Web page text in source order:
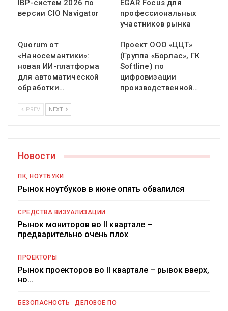
IBP-систем 2026 по
версии CIO Navigator
EGAR Focus для
профессиональных
участников рынка
Quorum от
«Наносемантики»:
новая ИИ-платформа
для автоматической
обработки…
Проект ООО «ЦЦТ»
(Группа «Борлас», ГК
Softline) по
цифровизации
производственной…
PREV NEXT
Новости
ПК, НОУТБУКИ
Рынок ноутбуков в июне опять обвалился
СРЕДСТВА ВИЗУАЛИЗАЦИИ
Рынок мониторов во II квартале –
предварительно очень плох
ПРОЕКТОРЫ
Рынок проекторов во II квартале – рывок вверх,
но…
БЕЗОПАСНОСТЬ ДЕЛОВОЕ ПО